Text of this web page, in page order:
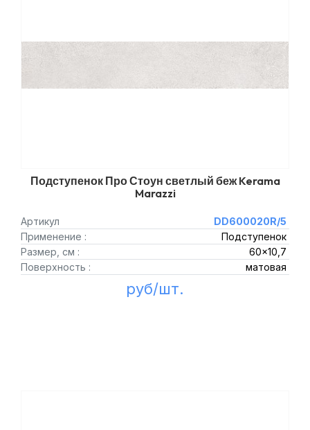
Подступенок Про Стоун светлый беж Kerama
Marazzi
Артикул
DD600020R/5
Применение :
Подступенок
Размер, см :
60x10,7
Поверхность :
матовая
руб/шт.